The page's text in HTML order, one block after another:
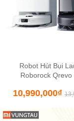
Robot Hút Bụi
Roborock Qrevo
10,990,000₫